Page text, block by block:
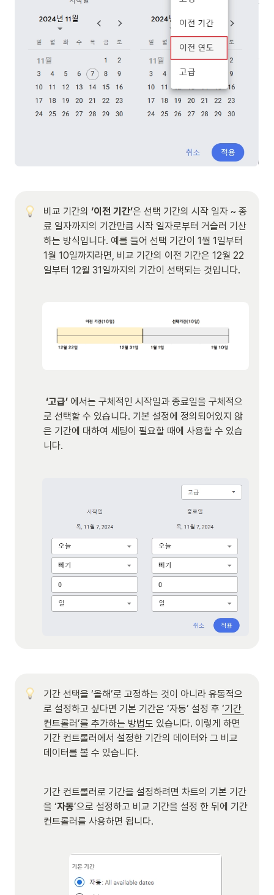
비교 기간의 ‘이전 기간’은 선택 기간의 시작 일자 ~ 종
료 일자까지의 기간만큼 시작 일자로부터 거슬러 기산
하는 방식입니다. 예를 들어 선택 기간이 1월 1일부터
1월 10일까지라면, 비교 기간의 이전 기간은 12월 22
일부터 12월 31일까지의 기간이 선택되는 것입니다.
‘고급’ 에서는 구체적인 시작일과 종료일을 구체적으
로 선택할 수 있습니다. 기본 설정에 정의되어있지 않
은 기간에 대하여 세팅이 필요할 때에 사용할 수 있습
니다.
기간 선택을 ‘올해’로 고정하는 것이 아니라 유동적으
로 설정하고 싶다면 기본 기간은 ‘자동’ 설정 후 ‘기간
컨트롤러’를 추가하는 방법 도 있습니다. 이렇게 하면
기간 컨트롤러에서 설정한 기간의 데이터와 그 비교
데이터를 볼 수 있습니다.
기간 컨트롤러로 기간을 설정하려면 차트의 기본 기간
을 ‘자동’으로 설정하고 비교 기간을 설정 한 뒤에 기간
컨트롤러를 사용하면 됩니다.